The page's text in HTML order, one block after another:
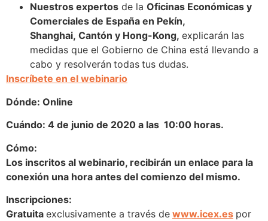
Nuestros expertos de la Oficinas Económicas y
Comerciales de España en Pekín,
Shanghai, Cantón y Hong-Kong, explicarán las
medidas que el Gobierno de China está llevando a
cabo y resolverán todas tus dudas.
Inscríbete en el webinario
Dónde: Online
Cuándo: 4 de junio de 2020 a las 10:00 horas.
Cómo:
Los inscritos al webinario, recibirán un enlace para la
conexión una hora antes del comienzo del mismo.
Inscripciones:
Gratuita exclusivamente a través de www.icex.es por